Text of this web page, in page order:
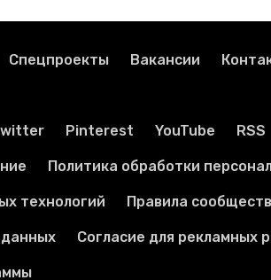
Спецпроекты Вакансии
Pinterest YouTube RSS
Политика обработки
технологий Правила
данных Согласие для рекламных